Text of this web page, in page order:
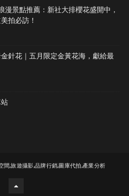
漫景點推薦：新社大排櫻花盛開中，
拍必訪！
針花｜五月限定金黃花海，獻給最
間,旅遊攝影,品牌行銷,圖庫代拍,產業分析